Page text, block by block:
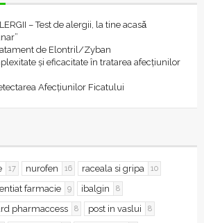
– Test de alergii, la tine acasǎ
de Elontril/Zyban
și eficacitate în tratarea afecțiunilor
Afecțiunilor Ficatului
17 nurofen 16 raceala si gripa 10
farmacie 9 ibalgin 8
pharmaccess 8 post in vaslui 8